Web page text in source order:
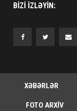
BIZI IZLƏYIN:
XƏBƏRLƏR
FOTO ARXIV